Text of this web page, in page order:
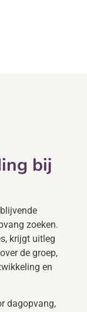
bij
zoeken.
krijgt uitleg
de groep,
en
dagopvang,